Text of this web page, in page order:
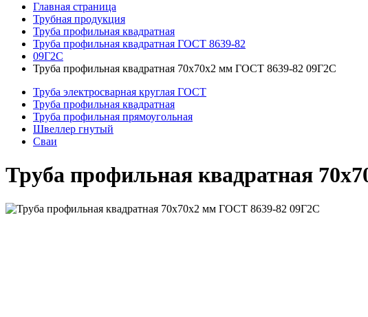
Главная страница
Трубная продукция
Труба профильная квадратная
Труба профильная квадратная ГОСТ 8639-82
09Г2С
Труба профильная квадратная 70x70x2 мм ГОСТ 8639-82 09Г2С
Труба электросварная круглая ГОСТ
Труба профильная квадратная
Труба профильная прямоугольная
Швеллер гнутый
Сваи
Труба профильная квадратная